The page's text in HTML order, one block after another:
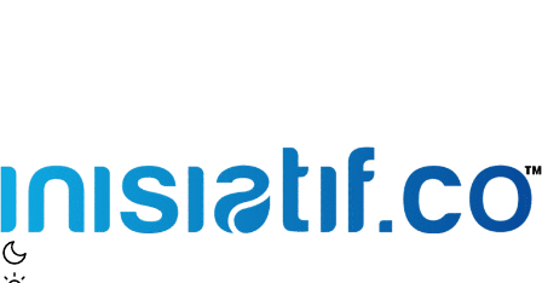
Inisiatif.co
Stay Connected Stay Informed